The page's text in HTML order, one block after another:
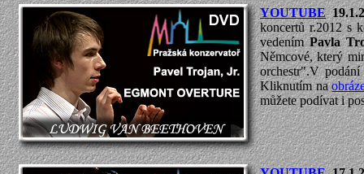
YOUTUBE
koncertů r.2012 s
vedenímPavla
Němcové, který
orchestr".V
Kliknutím na
můžete podívat i